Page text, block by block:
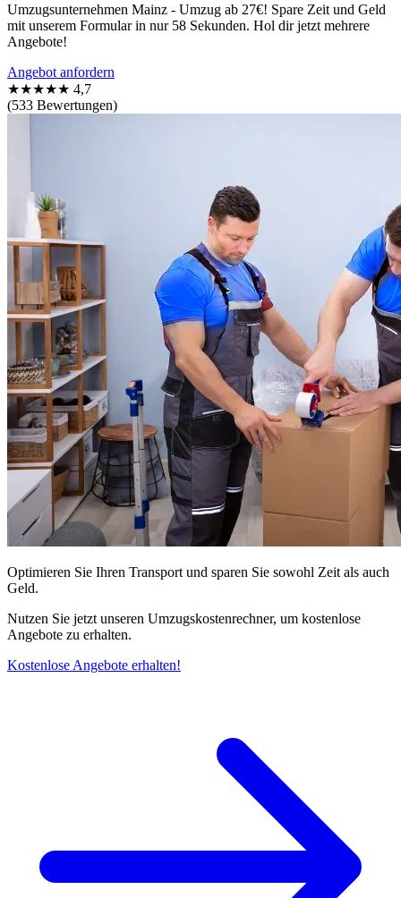
Umzugsunternehmen Mainz - Umzug ab 27€! Spare Zeit und Geld
mit unserem Formular in nur 58 Sekunden. Hol dir jetzt mehrere
Angebote!
Angebot anfordern
★★★★★ 4,7
(533 Bewertungen)
Optimieren Sie Ihren Transport und sparen Sie sowohl Zeit als auch
Geld.
Nutzen Sie jetzt unseren Umzugskostenrechner, um kostenlose
Angebote zu erhalten.
Kostenlose Angebote erhalten!